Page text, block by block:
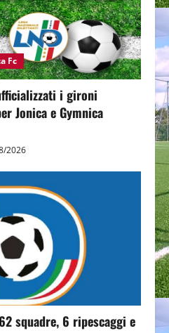
Fc
i gironi
Jonica e Gymnica
2026
squadre, 6 ripescaggi e